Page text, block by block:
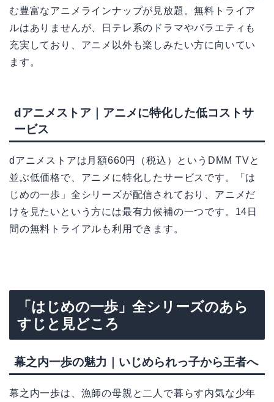
む豊富なアニメラインナップが見放題。無料トライア
ルはありませんが、日テレ系のドラマやバラエティも
充実しており、アニメ以外も楽しみたい方に向いてい
ます。
dアニメストア｜アニメに特化した低コストサ
ービス
dアニメストアは月額660円（税込）というDMM TVと
並ぶ低価格で、アニメに特化したサービスです。「は
じめの一歩」全シリーズが配信されており、アニメだ
けを見たいという方には最有力候補の一つです。14日
間の無料トライアルも利用できます。
「はじめの一歩」全シリーズのあら
すじと見どころ
幕之内一歩の魅力｜いじめられっ子から王者へ
幕之内一歩は、漁師の母親と二人で暮らす内気な少年